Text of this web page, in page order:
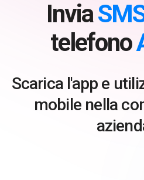
Invia
telefono
Scarica l'app e
mobile nella